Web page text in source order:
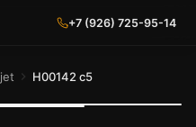
+7 (926) 725-95-14
chevron_right H00142 c5